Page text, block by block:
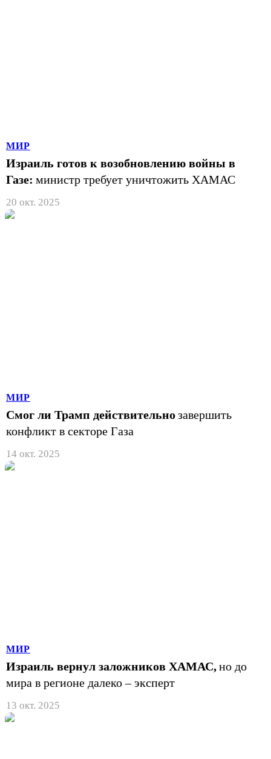
МИР
Израиль готов к возобновлению войны в
Газе: министр требует уничтожить ХАМАС
20 окт. 2025
МИР
Смог ли Трамп действительнозавершить
конфликт в секторе Газа
14 окт. 2025
МИР
Израиль вернул заложников ХАМАС,но до
мира в регионе далеко – эксперт
13 окт. 2025